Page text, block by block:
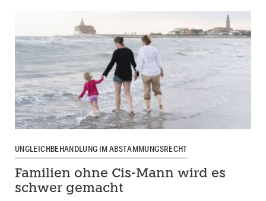
UNGLEICHBEHANDLUNG IM ABSTAMMUNGSRECHT
Familien ohne Cis-Mann wird es
schwer gemacht